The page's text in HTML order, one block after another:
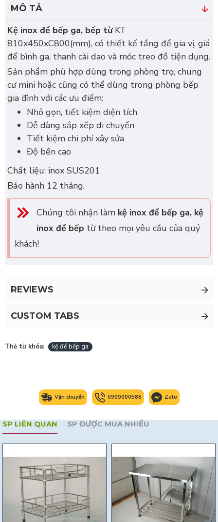
MÔ TẢ
Kệ inox để bếp ga, bếp từKT
810x450xC800(mm), có thiết kế tầng để gia vị, giá
để bình ga, thanh cài dao và móc treo đồ tiện dụng.
Sản phẩm phù hợp dùng trong phòng trọ, chung
cư mini hoặc cũng có thể dùng trong phòng bếp
gia đình với các ưu điểm:
Nhỏ gọn, tiết kiệm diện tích
Dễ dàng sắp xếp di chuyển
Tiết kiệm chi phí xây sửa
Độ bền cao
Chất liệu: inox SUS201
Bảo hành 12 tháng.
Chúng tôi nhận làm kệ inox để bếp ga, kệ
inox để bếp từ theo mọi yêu cầu của quý
khách!
REVIEWS
CUSTOM TABS
Thẻ từ khóa: kệ để bếp ga
Vận chuyển 0909000586 Zalo
SP LIÊN QUAN SP ĐƯỢC MUA NHIỀU